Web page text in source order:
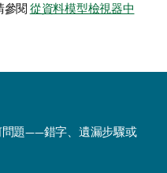
參閱 從資料模型檢視器中
題——錯字、遺漏步驟或